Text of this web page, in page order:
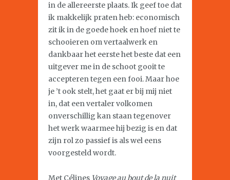
in de allereerste plaats. Ik geef toe dat
ik makkelijk praten heb: economisch
zit ik in de goede hoek en hoef niet te
schooieren om vertaalwerk en
dankbaar het eerste het beste dat een
uitgever me in de schoot gooit te
accepteren tegen een fooi. Maar hoe
je ’t ook stelt, het gaat er bij mij niet
in, dat een vertaler volkomen
onverschillig kan staan tegenover
het werk waarmee hij bezig is en dat
zijn rol zo passief is als wel eens
voorgesteld wordt.
Met Célines Voyage au bout de la nuit